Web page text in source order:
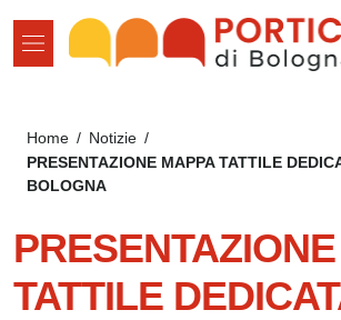
Briciole di pane
Home / Notizie /
PRESENTAZIONE MAPPA TATTILE
BOLOGNA
TATTILE